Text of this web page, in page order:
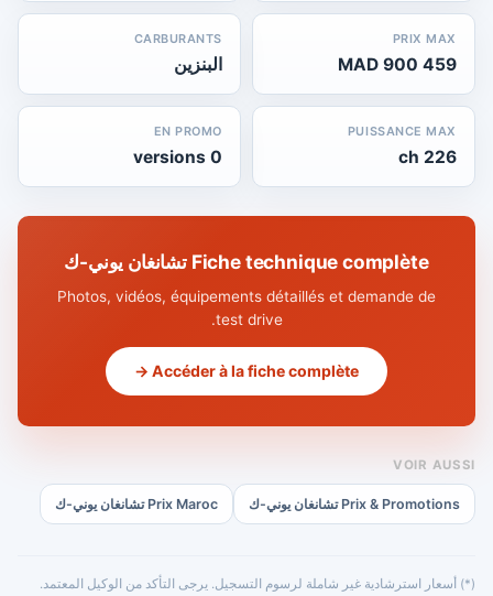
PRIX MAX
459 900 MAD
CARBURANTS
البنزين
PUISSANCE MAX
226 ch
EN PROMO
0 versions
Fiche technique complète تشانغان يوني-ك
Photos, vidéos, équipements détaillés et demande de
test drive.
Accéder à la fiche complète →
VOIR AUSSI
Prix & Promotions تشانغان يوني-ك Prix Maroc تشانغان يوني-ك
(*) أسعار استرشادية غير شاملة لرسوم التسجيل. يرجى التأكد من الوكيل المعتمد.